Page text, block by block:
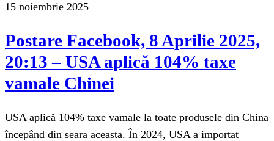
15 noiembrie 2025
Postare Facebook, 8 Aprilie 2025,
20:13 – USA aplică 104% taxe
vamale Chinei
USA aplică 104% taxe vamale la toate produsele din China
începând din seara aceasta. În 2024, USA a importat